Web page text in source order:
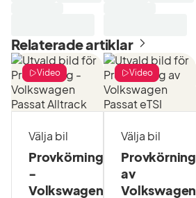
Häng
med, så
berättar vi
hur det går
till när vi
testar
bilar på
Bilbolaget.
Relaterade artiklar
Välja bil
Provkörning
-
Volkswagen
Video
Välja bil
Provkörning
av
Volkswagen
Video